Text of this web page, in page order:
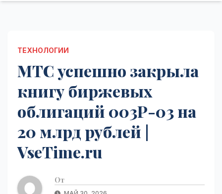
ТЕХНОЛОГИИ
МТС успешно закрыла
книгу биржевых
облигаций 003Р-03 на
20 млрд рублей |
VseTime.ru
От